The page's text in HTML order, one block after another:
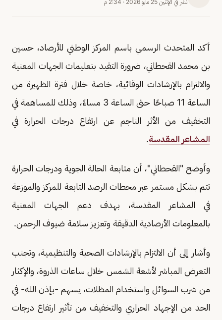
نُشر في الإثنين 25 مايو 2026 · 2:34 م
أكد المتحدث الرسمي باسم المركز الوطني للأرصاد، حسين
بن محمد القحطاني، ضرورة التقيد بتعليمات الجهات المعنية
والالتزام بالإرشادات الوقائية، خاصة خلال فترة الظهيرة من
الساعة 11 صباحًا حتى الساعة 3 مساءً، وذلك للمساهمة في
التخفيف من الأثر الناجم عن ارتفاع درجات الحرارة في
المشاعر المقدسة.
وأوضح "القحطاني"، أن متابعة الحالة الجوية ودرجات الحرارة
تتم بشكل مستمر عبر محطات الرصد التابعة للمركز والموزعة
في المشاعر المقدسة، بهدف دعم الجهات المعنية
بالمعلومات الأرصادية الدقيقة وتعزيز سلامة ضيوف الرحمن.
وأشار إلى أن الالتزام بالإرشادات الصحية والتنظيمية، وتجنب
التعرض المباشر لأشعة الشمس خلال ساعات الذروة، والإكثار
من شرب السوائل واستخدام المظلات، يسهم -بإذن الله- في
الحد من الإجهاد الحراري والتخفيف من تأثير ارتفاع درجات